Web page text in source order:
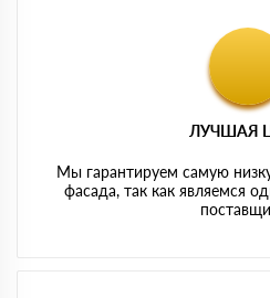
ЛУЧШАЯ
Мы гарантируем самую
фасада, так как являемся